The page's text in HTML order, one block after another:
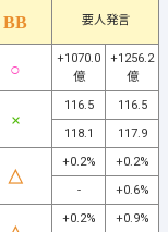
要人発言
+1070.0
億
+1256.2
億
116.5
116.5
118.1 117.9
+0.2%
+0.2%
-
+0.6%
+0.2%
+0.9%